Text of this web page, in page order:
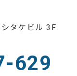
タケビル 3F
629